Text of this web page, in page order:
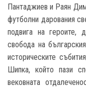
Пантаджиев и Раян
футболни дарования
подвига на героите,
свобода на
историческите
Шипка, който пази
вековната